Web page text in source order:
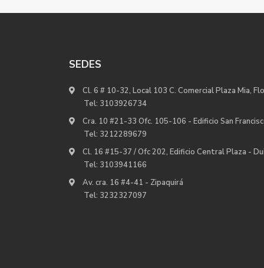
SEDES
Cl. 6 # 10-32, Local 103 C. Comercial Plaza Mia,
Tel: 3103926734
Cra. 10 #21-33 Ofc. 105-106 - Edificio San
Tel: 3212289679
Cl. 16 #15-37 / Ofc 202, Edificio Central Plaza -
Tel: 3103941166
Av. cra. 16 #4-41 - Zipaquirá
Tel: 3232327097